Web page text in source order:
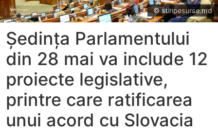
© stiripesurse.md
Ședința Parlamentului
din 28 mai va include 12
proiecte legislative,
printre care ratificarea
unui acord cu Slovacia